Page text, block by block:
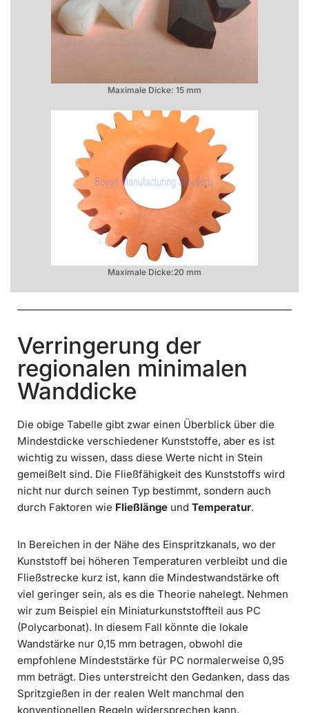
Maximale Dicke: 15 mm
Maximale Dicke:20 mm
Verringerung der
regionalen minimalen
Wanddicke
Die obige Tabelle gibt zwar einen Überblick über die
Mindestdicke verschiedener Kunststoffe, aber es ist
wichtig zu wissen, dass diese Werte nicht in Stein
gemeißelt sind. Die Fließfähigkeit des Kunststoffs wird
nicht nur durch seinen Typ bestimmt, sondern auch
durch Faktoren wie Fließlänge und Temperatur.
In Bereichen in der Nähe des Einspritzkanals, wo der
Kunststoff bei höheren Temperaturen verbleibt und die
Fließstrecke kurz ist, kann die Mindestwandstärke oft
viel geringer sein, als es die Theorie nahelegt. Nehmen
wir zum Beispiel ein Miniaturkunststoffteil aus PC
(Polycarbonat). In diesem Fall könnte die lokale
Wandstärke nur 0,15 mm betragen, obwohl die
empfohlene Mindeststärke für PC normalerweise 0,95
mm beträgt. Dies unterstreicht den Gedanken, dass das
Spritzgießen in der realen Welt manchmal den
konventionellen Regeln widersprechen kann.